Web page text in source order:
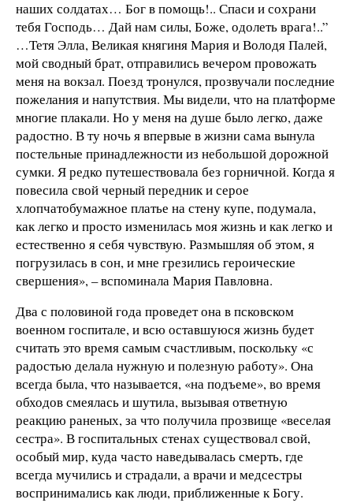
наших солдатах… Бог в помощь!.. Спаси и сохрани
тебя Господь… Дай нам силы, Боже, одолеть врага!..”
…Тетя Элла, Великая княгиня Мария и Володя Палей,
мой сводный брат, отправились вечером провожать
меня на вокзал. Поезд тронулся, прозвучали последние
пожелания и напутствия. Мы видели, что на платформе
многие плакали. Но у меня на душе было легко, даже
радостно. В ту ночь я впервые в жизни сама вынула
постельные принадлежности из небольшой дорожной
сумки. Я редко путешествовала без горничной. Когда я
повесила свой черный передник и серое
хлопчатобумажное платье на стену купе, подумала,
как легко и просто изменилась моя жизнь и как легко и
естественно я себя чувствую. Размышляя об этом, я
погрузилась в сон, и мне грезились героические
свершения», – вспоминала Мария Павловна.
Два с половиной года проведет она в псковском
военном госпитале, и всю оставшуюся жизнь будет
считать это время самым счастливым, поскольку «с
радостью делала нужную и полезную работу». Она
всегда была, что называется, «на подъеме», во время
обходов смеялась и шутила, вызывая ответную
реакцию раненых, за что получила прозвище «веселая
сестра». В госпитальных стенах существовал свой,
особый мир, куда часто наведывалась смерть, где
всегда мучились и страдали, а врачи и медсестры
воспринимались как люди, приближенные к Богу.